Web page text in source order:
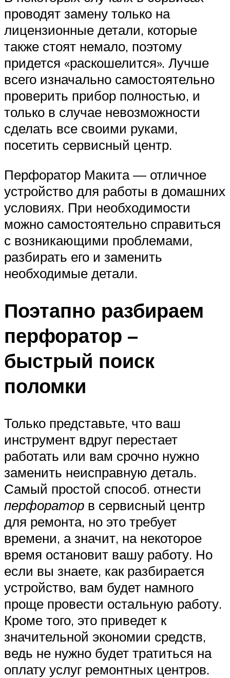
проводят замену только на
лицензионные детали, которые
также стоят немало, поэтому
придется «раскошелится». Лучше
всего изначально самостоятельно
проверить прибор полностью, и
только в случае невозможности
сделать все своими руками,
посетить сервисный центр.
Перфоратор Макита — отличное
устройство для работы в домашних
условиях. При необходимости
можно самостоятельно справиться
с возникающими проблемами,
разбирать его и заменить
необходимые детали.
Поэтапно разбираем
перфоратор –
быстрый поиск
поломки
Только представьте, что ваш
инструмент вдруг перестает
работать или вам срочно нужно
заменить неисправную деталь.
Самый простой способ. отнести
перфоратор в сервисный центр
для ремонта, но это требует
времени, а значит, на некоторое
время остановит вашу работу. Но
если вы знаете, как разбирается
устройство, вам будет намного
проще провести остальную работу.
Кроме того, это приведет к
значительной экономии средств,
ведь не нужно будет тратиться на
оплату услуг ремонтных центров.